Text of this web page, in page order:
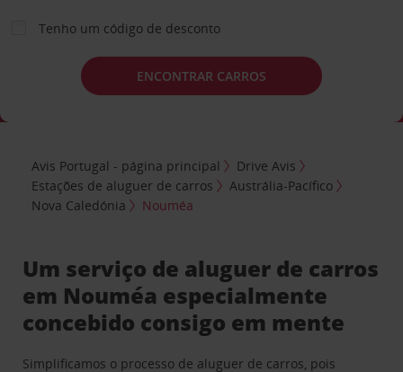
Tenho um código de desconto
ENCONTRAR CARROS
Avis Portugal - página principal
Drive Avis
Estações de aluguer de carros
Austrália-Pacífico
Nova Caledónia
Nouméa
Um serviço de aluguer de carros
em Nouméa especialmente
concebido consigo em mente
Simplificamos o processo de aluguer de carros, pois